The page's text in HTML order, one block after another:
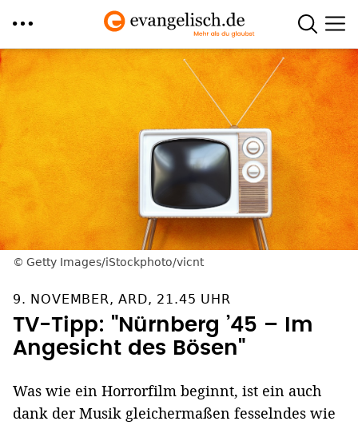
Direkt
zum
Inhalt
Getty Images/iStockphoto/vicnt
9. NOVEMBER, ARD, 21.45 UHR
TV-Tipp: "Nürnberg ’45 – Im
Angesicht des Bösen"
Was wie ein Horrorfilm beginnt, ist ein auch
dank der Musik gleichermaßen fesselndes wie